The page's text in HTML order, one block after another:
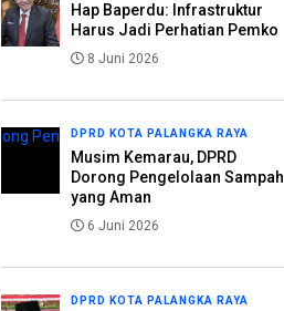
Hap Baperdu: Infrastruktur
Harus Jadi Perhatian Pemko
8 Juni 2026
DPRD KOTA PALANGKA RAYA
Musim Kemarau, DPRD
Dorong Pengelolaan Sampah
yang Aman
6 Juni 2026
DPRD KOTA PALANGKA RAYA